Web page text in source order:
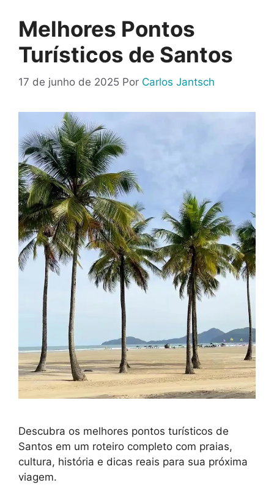
Melhores Pontos
Turísticos de Santos
17 de junho de 2025 Por Carlos Jantsch
Descubra os melhores pontos turísticos de
Santos em um roteiro completo com praias,
cultura, história e dicas reais para sua próxima
viagem.